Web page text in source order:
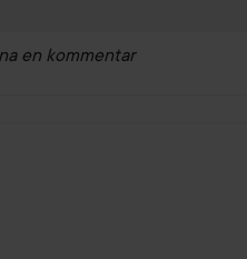
en kommentar